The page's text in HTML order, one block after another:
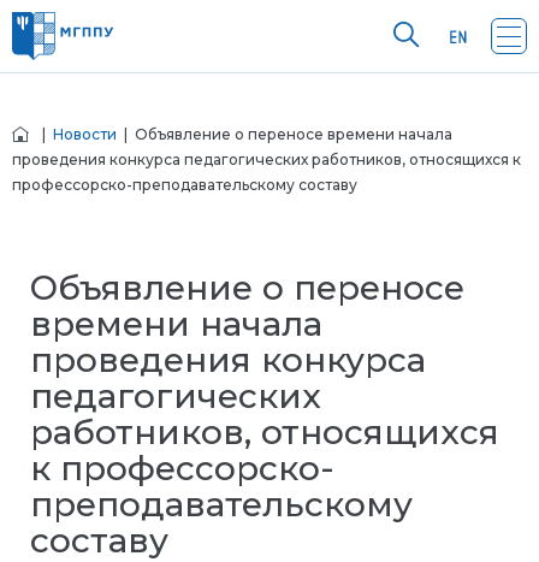
Новости | Объявление о переносе времени начала
проведения конкурса педагогических работников, относящихся к
профессорско-преподавательскому составу
Объявление о переносе
времени начала
проведения конкурса
педагогических
работников, относящихся
к профессорско-
преподавательскому
составу